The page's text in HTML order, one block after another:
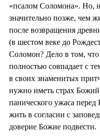
«псалом Соломона». Но,
значительно позже,
после возвращения
(в шестом веке до
Соломон? Дело в том,
полностью совпадает с
в своих знаменитых
нужно иметь страх
панического ужаса
жить в согласии с
доверие Божие подвести.